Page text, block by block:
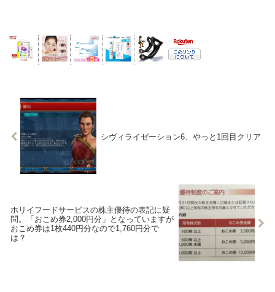
シヴィライゼーション6、やっと1回目クリア
ホリイフードサービスの株主優待の表記に疑
問。「おこめ券2,000円分」となっていますが
おこめ券は1枚440円分なので1,760円分で
は？